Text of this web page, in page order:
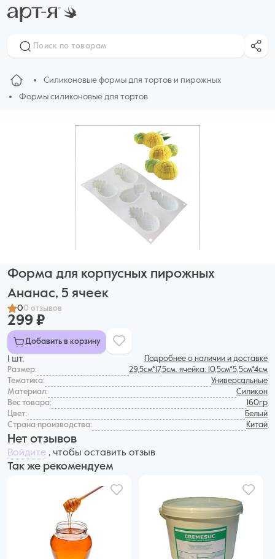
Силиконовые формы для тортов и пирожных
Формы силиконовые для тортов
Форма для корпусных пирожных
Ананас, 5 ячеек
00 отзывов
299 ₽
Добавить в корзину
1 шт.
Подробнее о наличии и доставке
Размер:
29,5см*17,5см. ячейка: 10,5см*5,5см*4см
Тематика:
Универсальные
Материал:
Силикон
Вес товара:
160гр
Цвет:
Белый
Страна производства:
Китай
Нет отзывов
Войдите , чтобы оставить отзыв
Так же рекомендуем